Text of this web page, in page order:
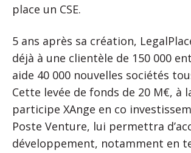
place un CSE.
5 ans après sa création,
déjà à une clientèle de 150 000
aide 40 000 nouvelles sociétés
Cette levée de fonds de 20 M€, à
participe XAnge en co
Poste Venture, lui permettra
développement, notamment en